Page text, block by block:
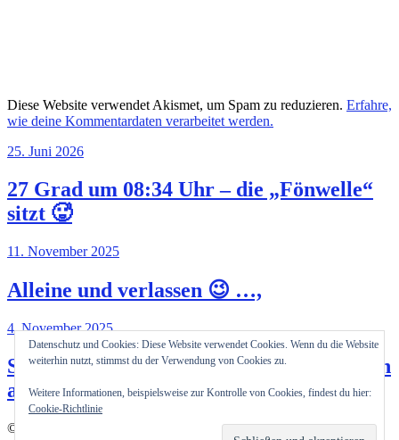
Diese Website verwendet Akismet, um Spam zu reduzieren. Erfahre,
wie deine Kommentardaten verarbeitet werden.
25. Juni 2026
27 Grad um 08:34 Uhr – die „Fönwelle“
sitzt 🥵
11. November 2025
Alleine und verlassen 😉 …,
4. November 2025
So unterschiedlich können Präsentationen
auf der EICMA 2025 in Italien sein!?
© 2026
Datenschutz und Cookies: Diese Website verwendet Cookies. Wenn du die Website
weiterhin nutzt, stimmst du der Verwendung von Cookies zu.
Weitere Informationen, beispielsweise zur Kontrolle von Cookies, findest du hier:
Cookie-Richtlinie